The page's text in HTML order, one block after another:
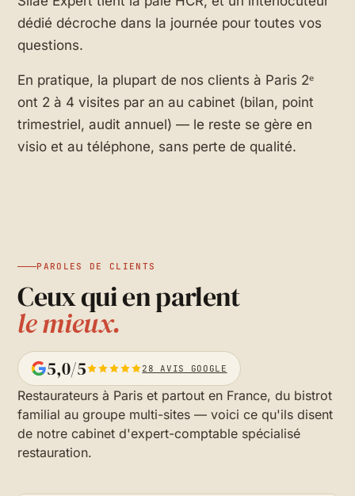
dédié décroche dans la journée pour toutes vos
questions.
En pratique, la plupart de nos clients à Paris 2ᵉ
ont 2 à 4 visites par an au cabinet (bilan, point
trimestriel, audit annuel) — le reste se gère en
visio et au téléphone, sans perte de qualité.
PAROLES DE CLIENTS
Ceux qui en parlent
le mieux.
5,0/5 28 AVIS GOOGLE
Restaurateurs à Paris et partout en France, du bistrot
familial au groupe multi-sites — voici ce qu'ils disent
de notre cabinet d'expert-comptable spécialisé
restauration.